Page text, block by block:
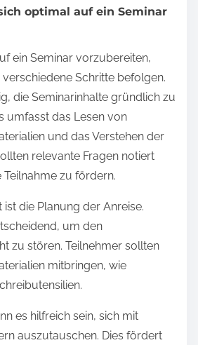
optimal auf ein Seminar
ein Seminar vorzubereiten,
Schritte befolgen.
die Seminarinhalte gründlich zu
umfasst das Lesen von
und das Verstehen der
relevante Fragen notiert
zu fördern.
ist die Planung der Anreise.
um den
zu stören. Teilnehmer sollten
mitbringen, wie
es hilfreich sein, sich mit
auszutauschen. Dies fördert